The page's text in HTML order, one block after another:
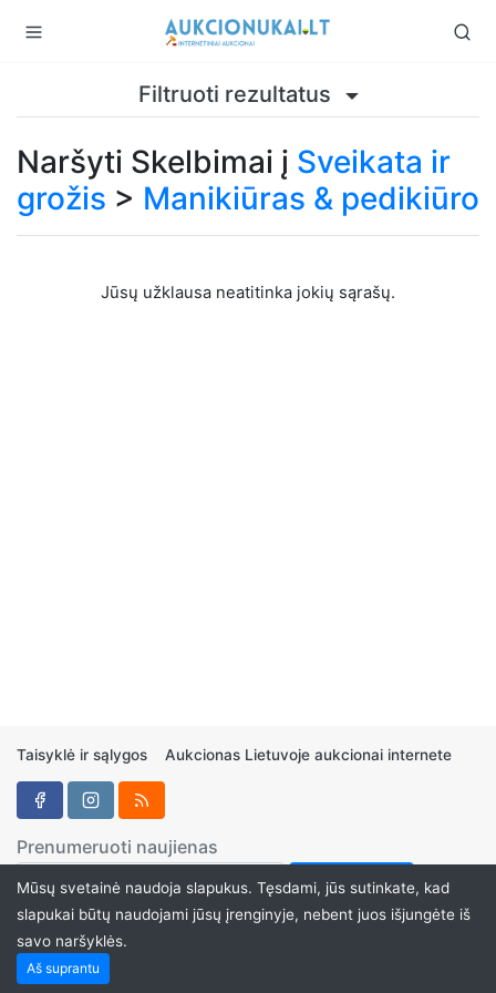
Filtruoti rezultatus
Naršyti Skelbimai į Sveikata ir
grožis > Manikiūras & pedikiūro
Jūsų užklausa neatitinka jokių sąrašų.
Taisyklė ir sąlygos Aukcionas Lietuvoje aukcionai internete
Prenumeruoti naujienas
Mūsų svetainė naudoja slapukus. Tęsdami, jūs sutinkate, kad
slapukai būtų naudojami jūsų įrenginyje, nebent juos išjungėte iš
savo naršyklės.
Aš suprantu